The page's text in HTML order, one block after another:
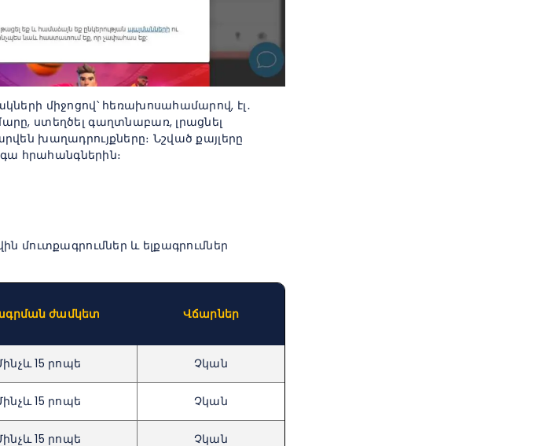
միջոցով՝ հեռախոսահամարով, էլ․
ստեղծել գաղտնաբառ, լրացնել
խաղադրույքները։ Նշված քայլերը
հրահանգներին։
մուտքագրումներ և ելքագրումներ
ժամկետ Վճարներ
15 րոպե Չկան
15 րոպե Չկան
15 րոպե Չկան